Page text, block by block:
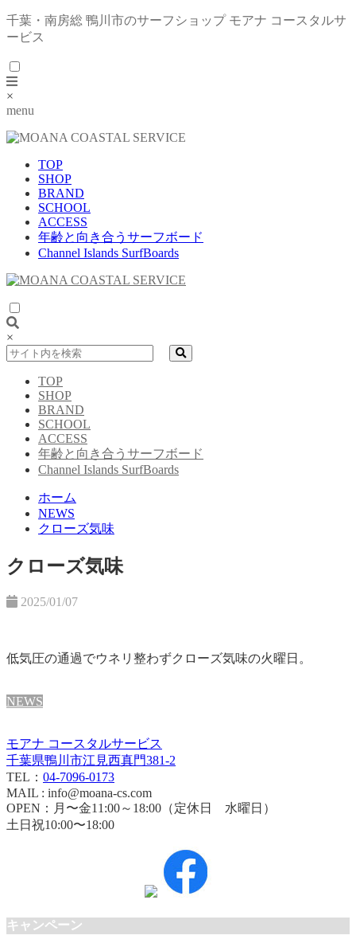
千葉・南房総 鴨川市のサーフショップ モアナ コースタルサ
ービス
×
menu
TOP
SHOP
BRAND
SCHOOL
ACCESS
年齢と向き合うサーフボード
Channel Islands SurfBoards
×
TOP
SHOP
BRAND
SCHOOL
ACCESS
年齢と向き合うサーフボード
Channel Islands SurfBoards
ホーム
NEWS
クローズ気味
クローズ気味
2025/01/07
低気圧の通過でウネリ整わずクローズ気味の火曜日。
NEWS
モアナ コースタルサービス
千葉県鴨川市江見西真門381-2
TEL： 04-7096-0173
MAIL : info@moana-cs.com
OPEN：月〜金11:00～18:00（定休日 水曜日）
土日祝10:00〜18:00
キャンペーン